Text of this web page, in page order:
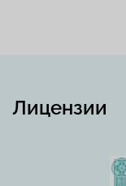
Лицензии